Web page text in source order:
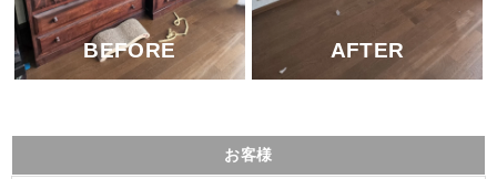
BEFORE AFTER
お客様